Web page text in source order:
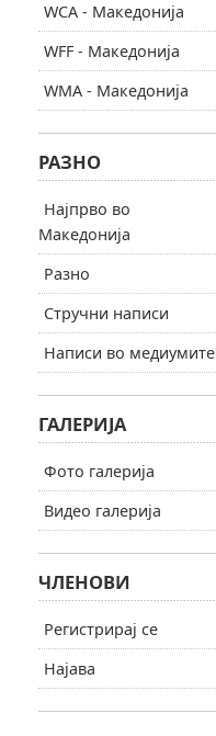
WCA - Македонија
WFF - Македонија
WMA - Македонија
РАЗНО
Најпрво во
Македонија
Разно
Стручни написи
Написи во медиумите
ГАЛЕРИЈА
Фото галерија
Видео галерија
ЧЛЕНОВИ
Регистрирај се
Најава